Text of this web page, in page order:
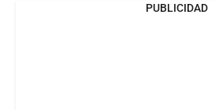
PUBLICIDAD